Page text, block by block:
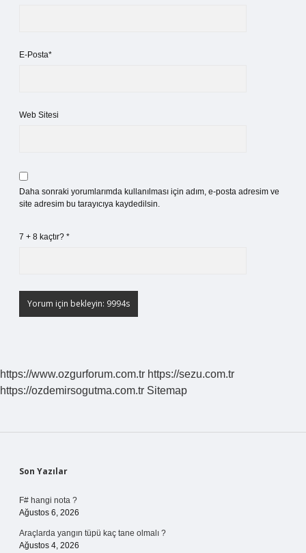
E-Posta*
Web Sitesi
Daha sonraki yorumlarımda kullanılması için adım, e-posta adresim ve
site adresim bu tarayıcıya kaydedilsin.
7 + 8 kaçtır? *
https://www.ozgurforum.com.tr https://sezu.com.tr
https://ozdemirsogutma.com.tr Sitemap
Sidebar
Son Yazılar
F# hangi nota ?
Ağustos 6, 2026
Araçlarda yangın tüpü kaç tane olmalı ?
Ağustos 4, 2026